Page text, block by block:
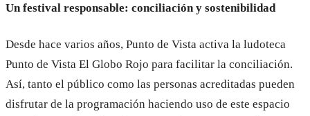
Un festival responsable: conciliación y sostenibilidad
Desde hace varios años, Punto de Vista activa la ludoteca
Punto de Vista El Globo Rojo para facilitar la conciliación.
Así, tanto el público como las personas acreditadas pueden
disfrutar de la programación haciendo uso de este espacio